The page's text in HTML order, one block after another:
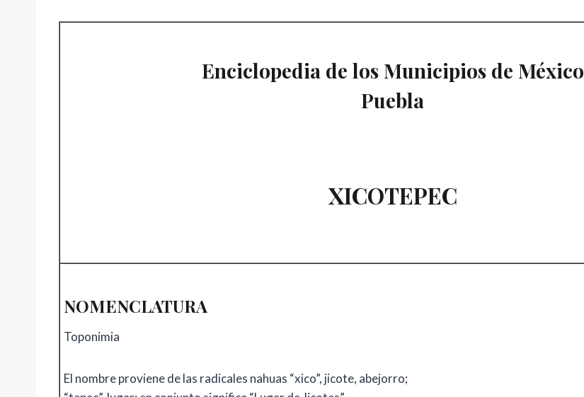
Enciclopedia de los Municipios de México
Puebla
XICOTEPEC
NOMENCLATURA
Toponimia
El nombre proviene de las radicales nahuas “xico”, jicote, abejorro;